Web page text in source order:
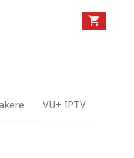
VU+ IPTV